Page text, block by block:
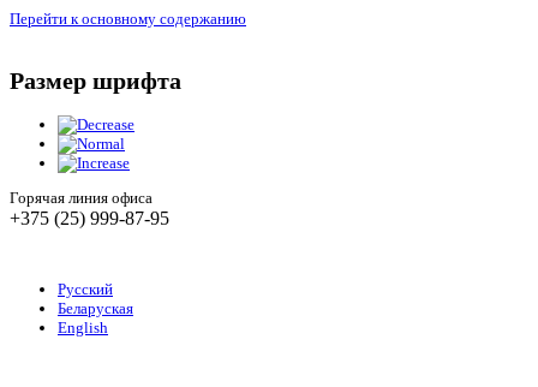
Перейти к основному содержанию
Размер шрифта
Горячая линия офиса
+375 (25) 999-87-95
Русский
Беларуская
English